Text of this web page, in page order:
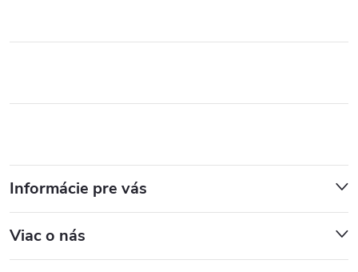
Informácie pre vás
Viac o nás